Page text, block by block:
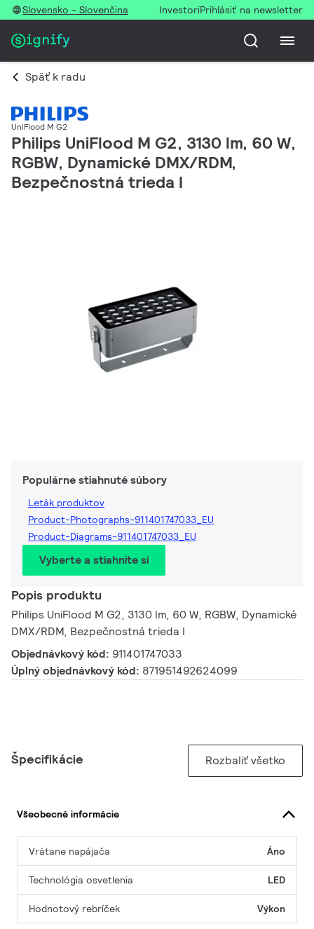
Slovensko - Slovenčina InvestoriPrihlásiť na newsletter
Späť k radu
UniFlood M G2
Philips UniFlood M G2, 3130 lm, 60 W,
RGBW, Dynamické DMX/RDM,
Bezpečnostná trieda I
Populárne stiahnuté súbory
Leták produktov
Product-Photographs-911401747033_EU
Product-Diagrams-911401747033_EU
Vyberte a stiahnite si
Popis produktu
Philips UniFlood M G2, 3130 lm, 60 W, RGBW, Dynamické
DMX/RDM, Bezpečnostná trieda I
Objednávkový kód: 911401747033
Úplný objednávkový kód: 871951492624099
Špecifikácie Rozbaliť všetko
Všeobecné informácie
Vrátane napájača Áno
Technológia osvetlenia LED
Hodnotový rebríček Výkon